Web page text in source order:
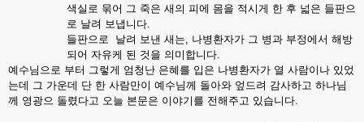
색실로 묶어 그 죽은 새의 피에 몸을 적시게 한 후 넓은 들판으
로 날려 보냅니다.
들판으로
날려 보낸 새는, 나병환자가 그 병과 부정에서 해방
되어 자유케 된 것을 의미합니다.
예수님으로 부터 그렇게 엄청난 은혜를 입은 나병환자가 열 사람이나 있었
는데 그 가운데 단 한 사람만이 예수님께 돌아와 엎드려 감사하고 하나님
께 영광으 돌렸다고 오늘 본문은 이야기를 전해주고 있습니다.